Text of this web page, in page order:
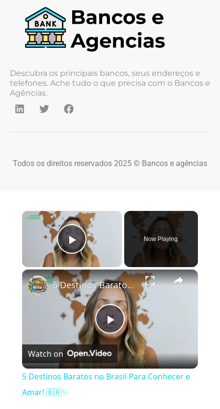
Descubra os principais bancos, seus endereços e
telefones. Ache tudo o que precisa com o Bancos e
Agências.
Todos os direitos reservados 2025 © Bancos e agências
×
Play Video
Now Playing
×
Play Video
5 Destinos Baratos no Brasil Para Conhecer e Amar! 🇧🇷✨
Watch on
5 Destinos Baratos no Brasil Para Conhecer e
Amar! 🇧🇷✨